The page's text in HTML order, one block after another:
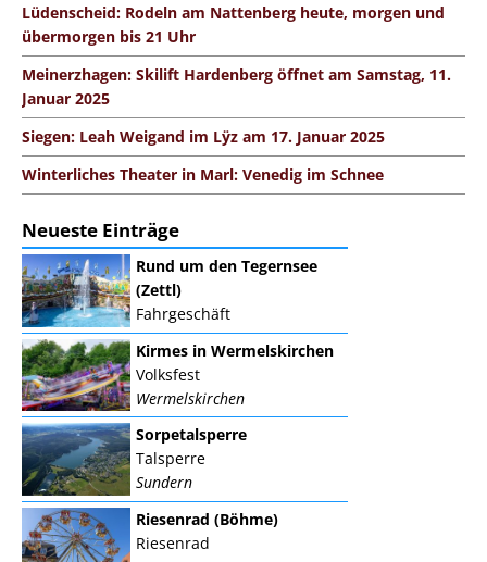
Lüdenscheid: Rodeln am Nattenberg heute, morgen und
übermorgen bis 21 Uhr
Meinerzhagen: Skilift Hardenberg öffnet am Samstag, 11.
Januar 2025
Siegen: Leah Weigand im Lÿz am 17. Januar 2025
Winterliches Theater in Marl: Venedig im Schnee
Neueste Einträge
Rund um den Tegernsee
(Zettl)
Fahrgeschäft
Kirmes in Wermelskirchen
Volksfest
Wermelskirchen
Sorpetalsperre
Talsperre
Sundern
Riesenrad (Böhme)
Riesenrad